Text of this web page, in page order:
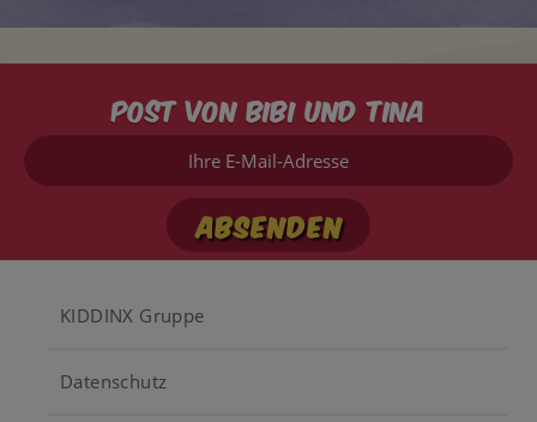
Post von Bibi und Tina
Ihre
Mail-
Footer
KIDDINX Gruppe
Datenschutz